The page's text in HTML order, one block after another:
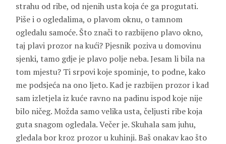
strahu od ribe, od njenih usta koja će ga progutati.
Piše i o ogledalima, o plavom oknu, o tamnom
ogledalu samoće. Što znači to razbijeno plavo okno,
taj plavi prozor na kući? Pjesnik poziva u domovinu
sjenki, tamo gdje je plavo polje neba. Jesam li bila na
tom mjestu? Ti srpovi koje spominje, to podne, kako
me podsjeća na ono ljeto. Kad je razbijen prozor i kad
sam izletjela iz kuće ravno na padinu ispod koje nije
bilo ničeg. Možda samo velika usta, čeljusti ribe koja
guta snagom ogledala. Večer je. Skuhala sam juhu,
gledala bor kroz prozor u kuhinji. Baš onakav kao što